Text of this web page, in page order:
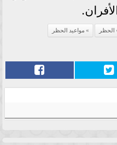
الحظر مواعيد الحظر